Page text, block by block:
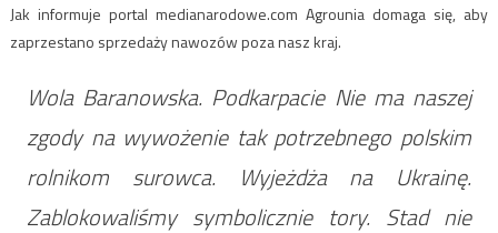
Jak informuje portal medianarodowe.com Agrounia domaga się, aby
zaprzestano sprzedaży nawozów poza nasz kraj.
Wola Baranowska. Podkarpacie Nie ma naszej
zgody na wywożenie tak potrzebnego polskim
rolnikom surowca. Wyjeżdża na Ukrainę.
Zablokowaliśmy symbolicznie tory. Stad nie